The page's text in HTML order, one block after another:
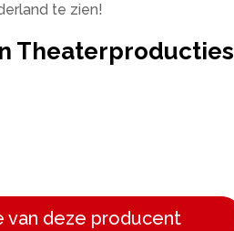
te zien!
Theaterproducties
van deze producent